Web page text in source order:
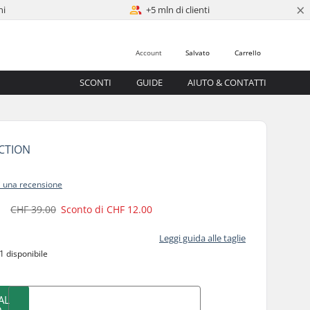
+5 mln di clienti ×
Carrello
Salvato
Account
SCONTI GUIDE AIUTO & CONTATTI
una recensione
CHF 39.00 Sconto diCHF 12.00
Leggi guida alle taglie
disponibile